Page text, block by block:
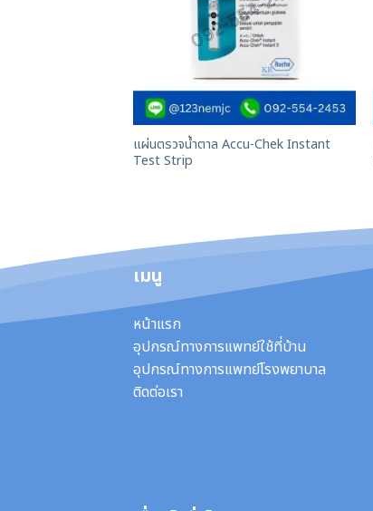
แผ่นตรวจน้ำตาล Accu-Chek Instant
Test Strip
เมนู
หน้าแรก
อุปกรณ์ทางการแพทย์ใช้ที่บ้าน
อุปกรณ์ทางการแพทย์โรงพยาบาล
ติดต่อเรา